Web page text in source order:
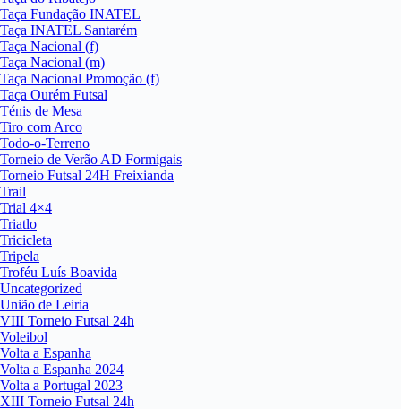
Taça Fundação INATEL
Taça INATEL Santarém
Taça Nacional (f)
Taça Nacional (m)
Taça Nacional Promoção (f)
Taça Ourém Futsal
Ténis de Mesa
Tiro com Arco
Todo-o-Terreno
Torneio de Verão AD Formigais
Torneio Futsal 24H Freixianda
Trail
Trial 4×4
Triatlo
Tricicleta
Tripela
Troféu Luís Boavida
Uncategorized
União de Leiria
VIII Torneio Futsal 24h
Voleibol
Volta a Espanha
Volta a Espanha 2024
Volta a Portugal 2023
XIII Torneio Futsal 24h